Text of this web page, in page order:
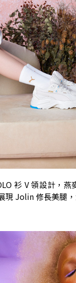
衫 V 領設計，
現 Jolin 修長美腿